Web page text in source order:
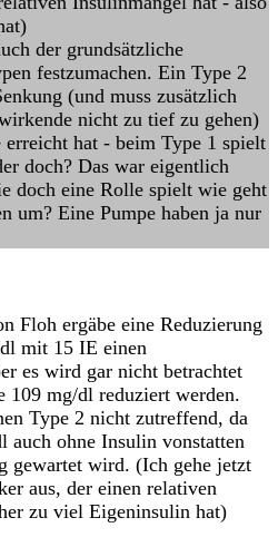
der grundsätzliche
festzumachen. Ein Type 2
(und muss zusätzlich
nicht zu tief zu gehen)
hat - beim Type 1 spielt
doch? Das war eigentlich
doch eine Rolle spielt wie geht
um? Eine Pumpe haben ja nur
Floh ergäbe eine Reduzierung
mit 15 IE einen
es wird gar nicht betrachtet
109 mg/dl reduziert werden.
Type 2 nicht zutreffend, da
auch ohne Insulin vonstatten
gewartet wird. (Ich gehe jetzt
aus, der einen relativen
zu viel Eigeninsulin hat)